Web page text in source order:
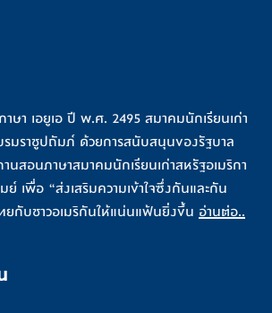
ษา เอยูเอ ปี พ.ศ. 2495 สมาคมนักเรียนเก่า
รมราชูปถัมภ์ ด้วยการสนับสนุนของรัฐบาล
นสอนภาษาสมาคมนักเรียนเก่าสหรัฐอเมริกา
เพื่อ “ส่งเสริมความเข้าใจซึ่งกันและกัน
ทยกับชาวอเมริกันให้แน่นแฟ้นยิ่งขึ้น อ่านต่อ..